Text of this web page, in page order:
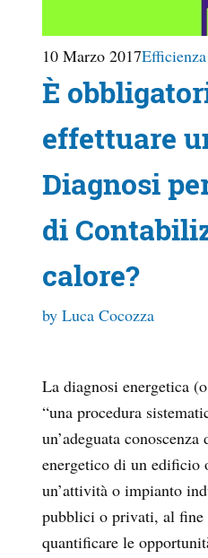
10 Marzo 2017
È
effettuare
Diagnosi
di
calore?
by Luca Cocozza
La diagnosi energetica
“una procedura
un’adeguata
energetico di un
un’attività o impianto
pubblici o privati, al
quantificare le